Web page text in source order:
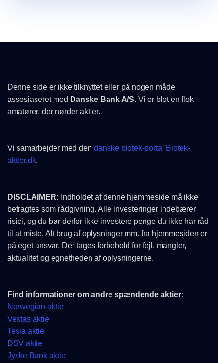
Denne side er ikke tilknyttet eller på nogen måde
assosiaseret med Danske Bank A/S. Vi er blot en flok
amatører, der nørder aktier.
Vi samarbejder med den danske biotek-portal Biotek-
aktier.dk.
DISCLAIMER: Indholdet af denne hjemmeside må ikke
betragtes som rådgivning. Alle investeringer indebærer
risici, og du bør derfor ikke investere penge du ikke har råd
til at miste. Alt brug af oplysninger mm. fra hjemmesiden er
på eget ansvar. Der tages forbehold for fejl, mangler,
aktualitet og egnetheden af oplysningerne.
Find informationer om andre spændende aktier:
Norwegian aktie
Vestas aktie
Tesla aktie
DSV aktie
Jyske Bank aktie